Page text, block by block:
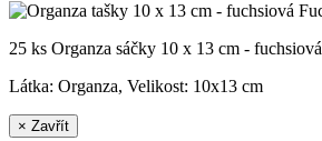
25 ks Organza sáčky 10 x 13 cm - fuchsiová
Látka: Organza, Velikost: 10x13 cm
× Zavřít